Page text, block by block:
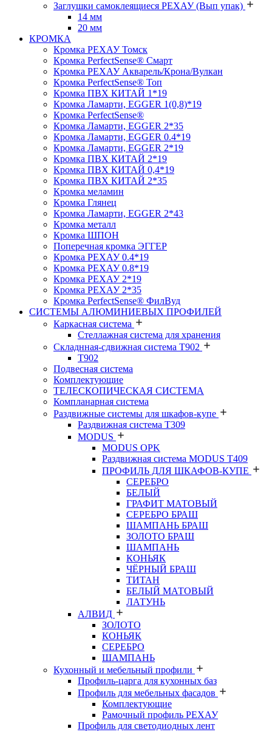
Заглушки самоклеящиеся РЕХАУ (Вып упак)
14 мм
20 мм
КРОМКА
Кромка PЕХАУ Томск
Кромка PerfectSense® Смарт
Кромка PЕХАУ Акварель/Крона/Вулкан
Кромка PerfectSense® Топ
Кромка ПВХ КИТАЙ 1*19
Кромка Ламарти, EGGER 1(0,8)*19
Кромка PerfectSense®
Кромка Ламарти, EGGER 2*35
Кромка Ламарти, EGGER 0.4*19
Кромка Ламарти, EGGER 2*19
Кромка ПВХ КИТАЙ 2*19
Кромка ПВХ КИТАЙ 0,4*19
Кромка ПВХ КИТАЙ 2*35
Кромка меламин
Кромка Глянец
Кромка Ламарти, EGGER 2*43
Кромка металл
Кромка ШПОН
Поперечная кромка ЭГГЕР
Кромка PЕХАУ 0.4*19
Кромка PЕХАУ 0.8*19
Кромка PЕХАУ 2*19
Кромка PЕХАУ 2*35
Кромка PerfectSense® ФилВуд
СИСТЕМЫ АЛЮМИНИЕВЫХ ПРОФИЛЕЙ
Каркасная система
Стеллажная система для хранения
Складнная-сдвижная система Т902
T902
Подвесная система
Комплектующие
ТЕЛЕСКОПИЧЕСКАЯ СИСТЕМА
Компланарная система
Раздвижные системы для шкафов-купе
Раздвижная система Т309
MODUS
MODUS OPK
Раздвижная система MODUS T409
ПРОФИЛЬ ДЛЯ ШКАФОВ-КУПЕ
СЕРЕБРО
БЕЛЫЙ
ГРАФИТ МАТОВЫЙ
СЕРЕБРО БРАШ
ШАМПАНЬ БРАШ
ЗОЛОТО БРАШ
ШАМПАНЬ
КОНЬЯК
ЧЁРНЫЙ БРАШ
ТИТАН
БЕЛЫЙ МАТОВЫЙ
ЛАТУНЬ
АЛВИД
ЗОЛОТО
КОНЬЯК
СЕРЕБРО
ШАМПАНЬ
Кухонный и мебельный профили
Профиль-царга для кухонных баз
Профиль для мебельных фасадов
Комплектующие
Рамочный профиль РЕХАУ
Профиль для светодиодных лент